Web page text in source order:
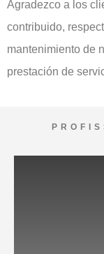
Agradezco a los
contribuido,
mantenimiento de
prestación de